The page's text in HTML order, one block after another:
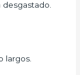
largos.